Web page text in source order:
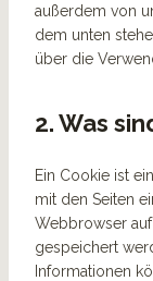
außerdem von
dem unten
über die
2. Was
Ein Cookie ist
mit den Seiten
Webbrowser
gespeichert
Informationen